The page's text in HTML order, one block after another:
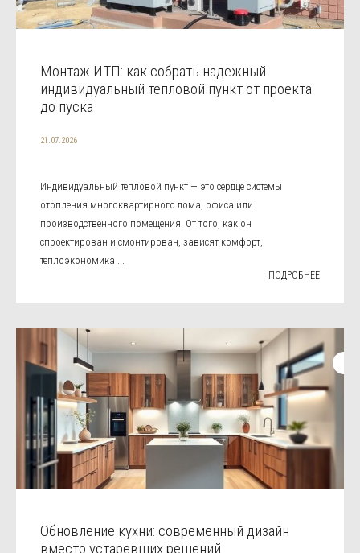
Монтаж ИТП: как собрать надежный
индивидуальный тепловой пункт от проекта
до пуска
21.07.2026
Индивидуальный тепловой пункт — это сердце системы
отопления многоквартирного дома, офиса или
производственного помещения. От того, как он
спроектирован и смонтирован, зависят комфорт,
теплоэкономика ...
ПОДРОБНЕЕ
Обновление кухни: современный дизайн
вместо устаревших решений